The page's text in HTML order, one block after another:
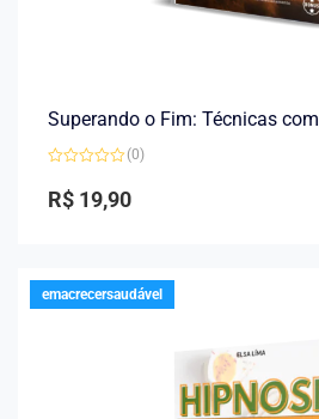
Superando o Fim: Técnicas com
0
de
(0)
R$ 19,90
emacrecersaudável